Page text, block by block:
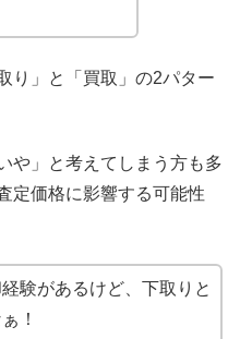
り」と「買取」の2パター
や」と考えてしまう方も多
定価格に影響する可能性
験があるけど、下取りと
！